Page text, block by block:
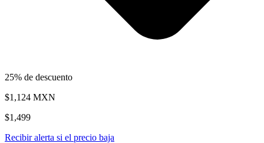
25% de descuento
$1,124 MXN
$1,499
Recibir alerta si el precio baja